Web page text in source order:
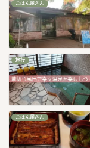
ごはん屋さん
旅行
ごはん屋さん